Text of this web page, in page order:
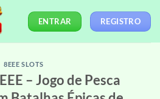
ENTRAR REGISTRO
8EEE SLOTS
– Jogo de Pesca